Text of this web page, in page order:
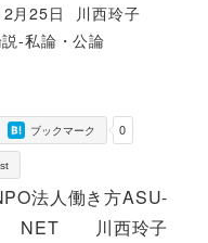
月25日
著
者
川西玲子
リー
-私論・公論
0
ブックマーク
方ASU-
NET 川西玲子